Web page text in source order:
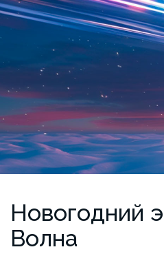
Новогодний
Волна